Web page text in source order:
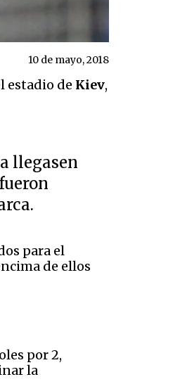
10 de mayo, 2018
estadio de Kiev,
llegasen
para el
de ellos
por 2,
la